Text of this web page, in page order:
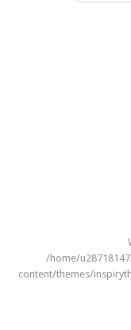
/home/
content/themes/